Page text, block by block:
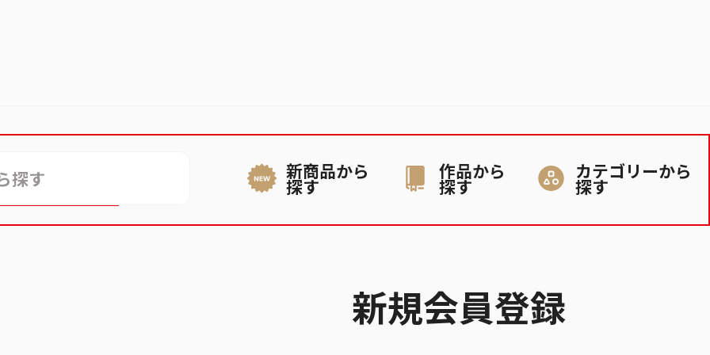
新商品から
探す
作品から
探す
カテゴリーから
探す
きない
新規会員登録